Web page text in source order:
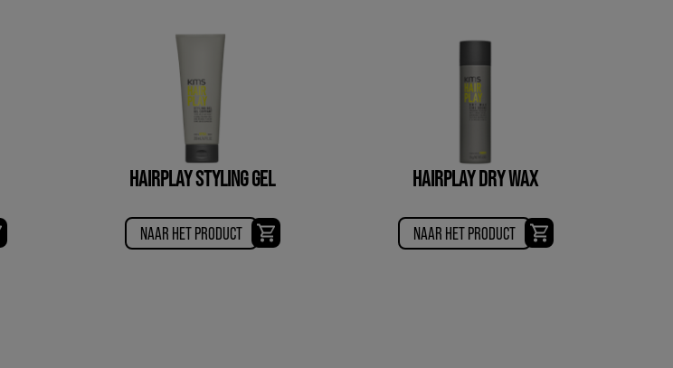
HAIRPLAY STYLING GEL
NAAR HET PRODUCT
HAIRPLAY DRY WAX
NAAR HET PRODUCT